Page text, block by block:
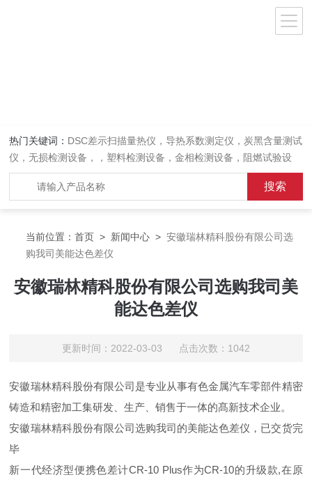
热门关键词： DSC差示扫描量热仪，导热系数测定仪，炭黑含量测试
仪，无损检测设备，，塑料检测设备，金相检测设备，阻燃试验设
备，耐环境老化设备，金属检测设备，量具量仪
当前位置：首页 > 新闻中心 >安徽瑞林精科股份有限公司选
购我司美能达色差仪
安徽瑞林精科股份有限公司选购我司美
能达色差仪
更新时间：2022-03-03 点击次数：1042
安徽瑞林精科股份有限公司是专业从事有色金属汽车零部件精密
铸造和精密加工集研发、生产、销售于一体的髙新技术企业。
安徽瑞林精科股份有限公司选购我司的美能达色差仪，已交货完
毕
新一代经济型便携色差计CR-10 Plus作为CR-10的升级款,在原